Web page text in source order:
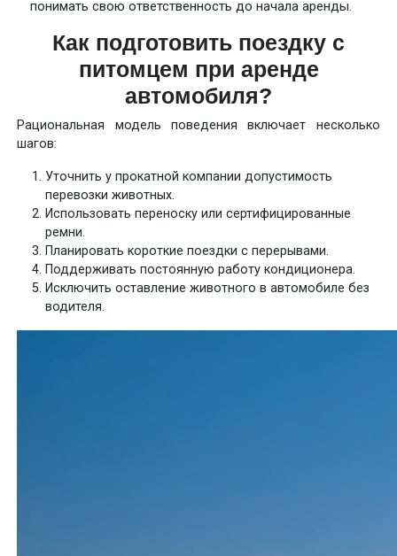
понимать свою ответственность до начала аренды.
Как подготовить поездку с
питомцем при аренде
автомобиля?
Рациональная модель поведения включает несколько
шагов:
Уточнить у прокатной компании допустимость
перевозки животных.
Использовать переноску или сертифицированные
ремни.
Планировать короткие поездки с перерывами.
Поддерживать постоянную работу кондиционера.
Исключить оставление животного в автомобиле без
водителя.